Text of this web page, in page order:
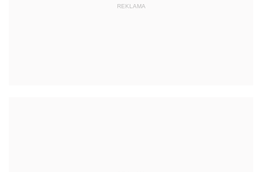
REKLAMA